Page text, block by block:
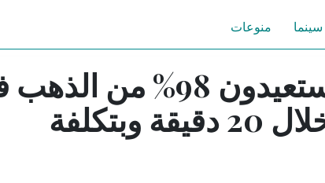
سينما منوعات
باحثون صينيون يستعيدون 98% من
الهواتف القديمة خلال 20 دقيقة وبتكلفة